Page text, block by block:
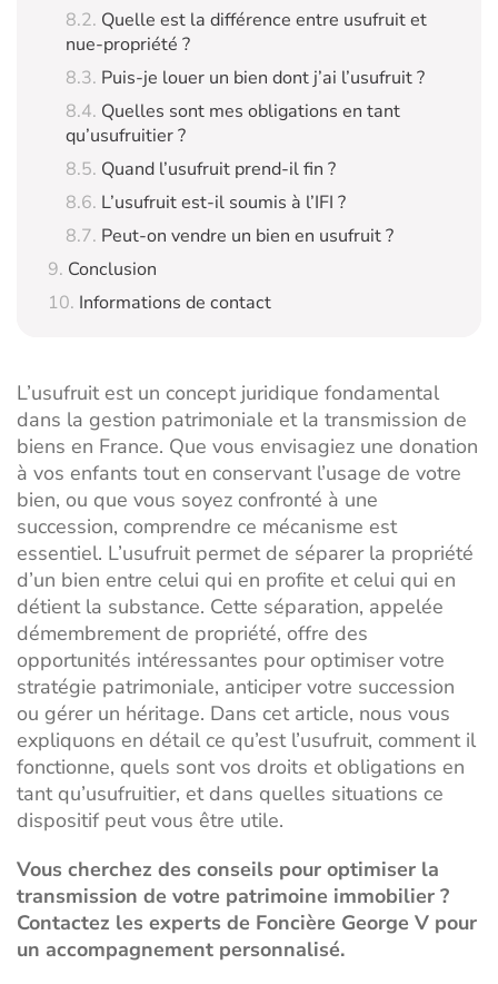
Quelle est la différence entre usufruit et
nue-propriété ?
Puis-je louer un bien dont j’ai l’usufruit ?
Quelles sont mes obligations en tant
qu’usufruitier ?
Quand l’usufruit prend-il fin ?
L’usufruit est-il soumis à l’IFI ?
Peut-on vendre un bien en usufruit ?
Conclusion
Informations de contact
L’usufruit est un concept juridique fondamental
dans la gestion patrimoniale et la transmission de
biens en France. Que vous envisagiez une donation
à vos enfants tout en conservant l’usage de votre
bien, ou que vous soyez confronté à une
succession, comprendre ce mécanisme est
essentiel. L’usufruit permet de séparer la propriété
d’un bien entre celui qui en profite et celui qui en
détient la substance. Cette séparation, appelée
démembrement de propriété, offre des
opportunités intéressantes pour optimiser votre
stratégie patrimoniale, anticiper votre succession
ou gérer un héritage. Dans cet article, nous vous
expliquons en détail ce qu’est l’usufruit, comment il
fonctionne, quels sont vos droits et obligations en
tant qu’usufruitier, et dans quelles situations ce
dispositif peut vous être utile.
Vous cherchez des conseils pour optimiser la
transmission de votre patrimoine immobilier ?
Contactez les experts de Foncière George V pour
un accompagnement personnalisé.